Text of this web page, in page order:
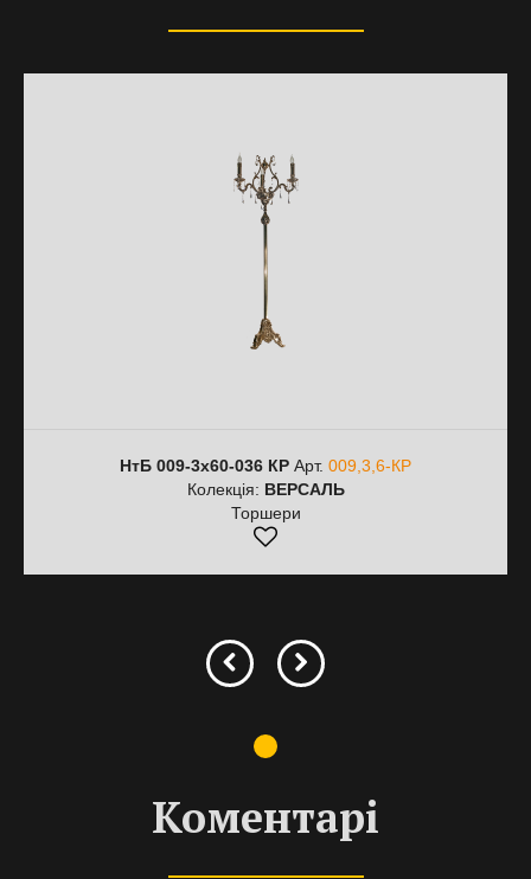
НтБ 009-3х60-036 КР Арт. 009,3,6-КР
Колекція: ВЕРСАЛЬ
Торшери
Коментарі